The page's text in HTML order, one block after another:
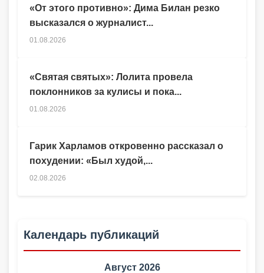
Гарик Харламов откровенно рассказал о
похудении: «Был худой,...
02.08.2026
«От этого противно»: Дима Билан резко
высказался о журналист...
01.08.2026
«Святая святых»: Лолита провела
поклонников за кулисы и пока...
01.08.2026
Календарь публикаций
Август 2026